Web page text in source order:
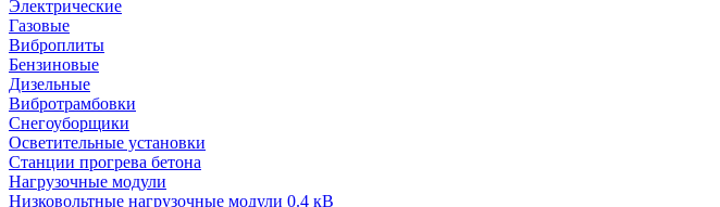
Электрические
Газовые
Виброплиты
Бензиновые
Дизельные
Вибротрамбовки
Снегоуборщики
Осветительные установки
Станции прогрева бетона
Нагрузочные модули
Низковольтные нагрузочные модули 0.4 кВ